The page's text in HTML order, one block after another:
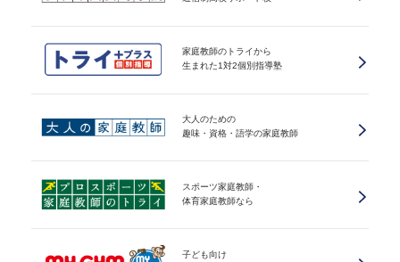
家庭教師のトライから
生まれた1対2個別指導塾
大人のための
趣味・資格・語学の家庭教師
スポーツ家庭教師・
体育家庭教師なら
子ども向け